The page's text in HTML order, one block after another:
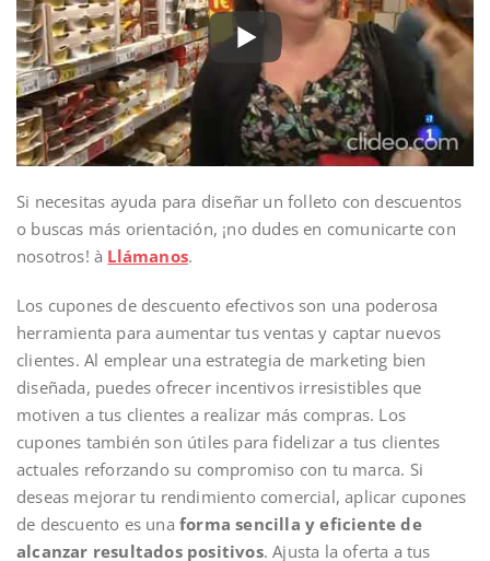
Si necesitas ayuda para diseñar un folleto con descuentos
o buscas más orientación, ¡no dudes en comunicarte con
nosotros! à Llámanos.
Los cupones de descuento efectivos son una poderosa
herramienta para aumentar tus ventas y captar nuevos
clientes. Al emplear una estrategia de marketing bien
diseñada, puedes ofrecer incentivos irresistibles que
motiven a tus clientes a realizar más compras. Los
cupones también son útiles para fidelizar a tus clientes
actuales reforzando su compromiso con tu marca. Si
deseas mejorar tu rendimiento comercial, aplicar cupones
de descuento es una forma sencilla y eficiente de
alcanzar resultados positivos. Ajusta la oferta a tus